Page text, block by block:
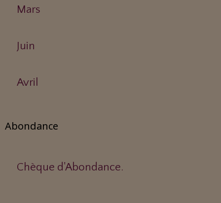
Mars
Juin
Avril
Abondance
Chèque d'Abondance.